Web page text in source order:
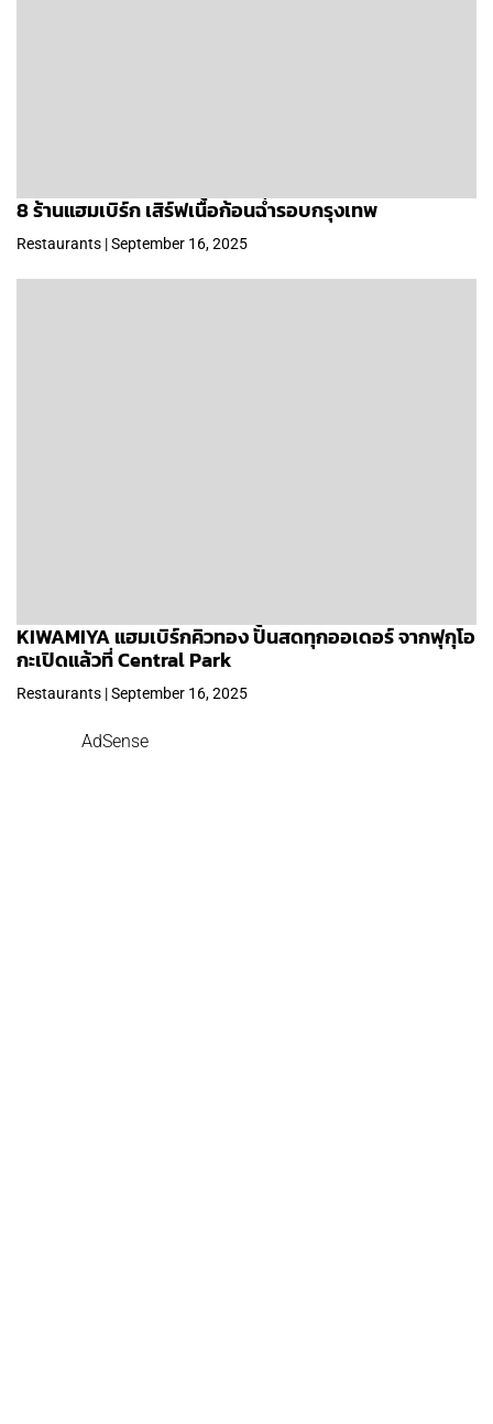
8 ร้านแฮมเบิร์ก เสิร์ฟเนื้อก้อนฉ่ำรอบกรุงเทพ
Restaurants | September 16, 2025
KIWAMIYA แฮมเบิร์กคิวทอง ปั้นสดทุกออเดอร์ จากฟุกุโอ
กะเปิดแล้วที่ Central Park
Restaurants | September 16, 2025
AdSense